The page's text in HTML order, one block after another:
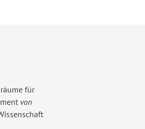
für
von